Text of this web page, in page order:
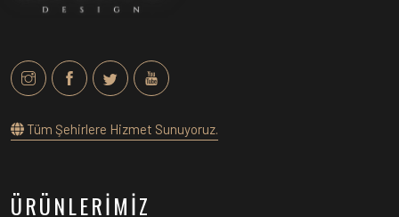
Tüm Şehirlere Hizmet Sunuyoruz.
ÜRÜNLERİMİZ